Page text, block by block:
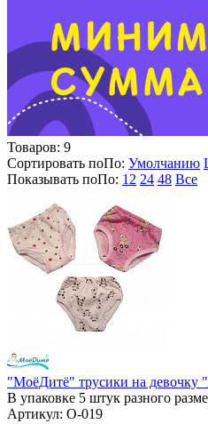
Товаров: 9
Сортировать поПо: Умолчанию
Показывать поПо: 12 24 48 Все
"МоёДитё" трусики на девочку
В упаковке 5 штук разного
Артикул: О-019